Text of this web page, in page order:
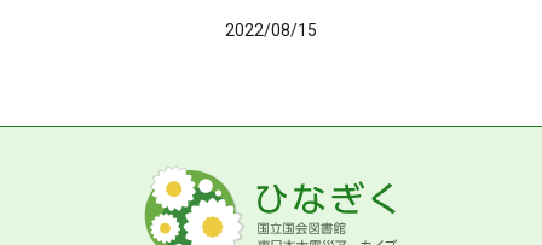
2022/08/15